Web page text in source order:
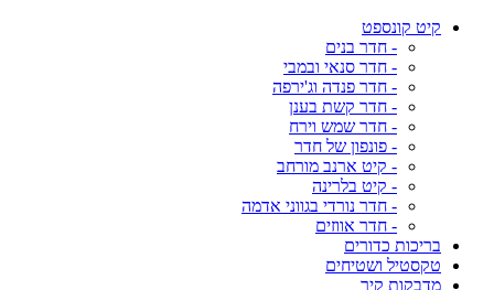
קיט קונספט
- חדר בנים
- חדר סנאי ובמבי
- חדר פנדה וג'ירפה
- חדר קשת בענן
- חדר שמש וירח
- פונפון של חדר
- קיט ארנב מורחב
- קיט בלרינה
- חדר נורדי בגווני אדמה
- חדר אווזים
בריכות כדורים
טקסטיל ושטיחים
מדבקות קיר